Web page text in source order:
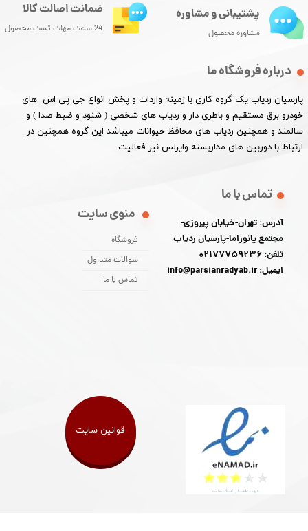
درباره فروشگاه ما
پارسیان ردیاب یک گروه کاری با زمینه واردات و پخش انواع جی پی اس های
خودرو برق مستقیم و باطری دار و ردیاب های شخصی ( شنود و ضبط صدا ) و
سالمند و همچنین ردیاب های محافظ حیوانات میباشد این گروه همچنین در
ارتباط با دوربین های مداربسته وایرلس نیز فعالیت.​​​​​​​
منوی سایت
فروشگاه
سوالات متداول
تماس با ما
تماس با ما
آدرس: تهران-خیابان پیروزی-
مجتمع پانوراما-پارسیان ردیاب
تلفن: 02177759236
ایمیل: info@parsianradyab.ir
پشتیبانی و مشاوره
مشاوره محصول
ضمانت اصالت کالا
24 ساعت مهلت تست محصول
قوانین سایت